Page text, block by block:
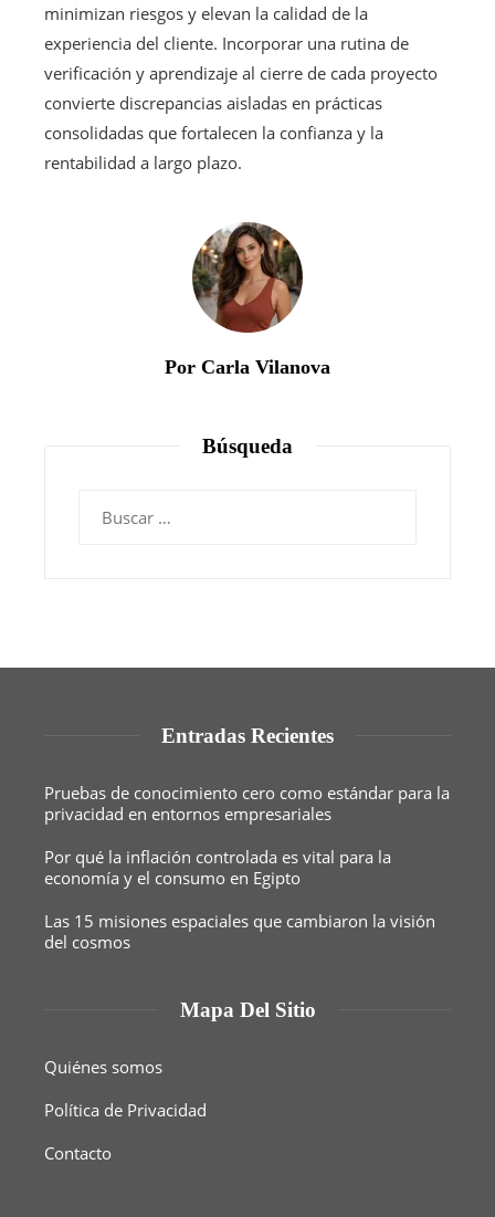
minimizan riesgos y elevan la calidad de la
experiencia del cliente. Incorporar una rutina de
verificación y aprendizaje al cierre de cada proyecto
convierte discrepancias aisladas en prácticas
consolidadas que fortalecen la confianza y la
rentabilidad a largo plazo.
Por Carla Vilanova
Búsqueda
Entradas Recientes
Pruebas de conocimiento cero como estándar para la
privacidad en entornos empresariales
Por qué la inflación controlada es vital para la
economía y el consumo en Egipto
Las 15 misiones espaciales que cambiaron la visión
del cosmos
Mapa Del Sitio
Quiénes somos
Política de Privacidad
Contacto